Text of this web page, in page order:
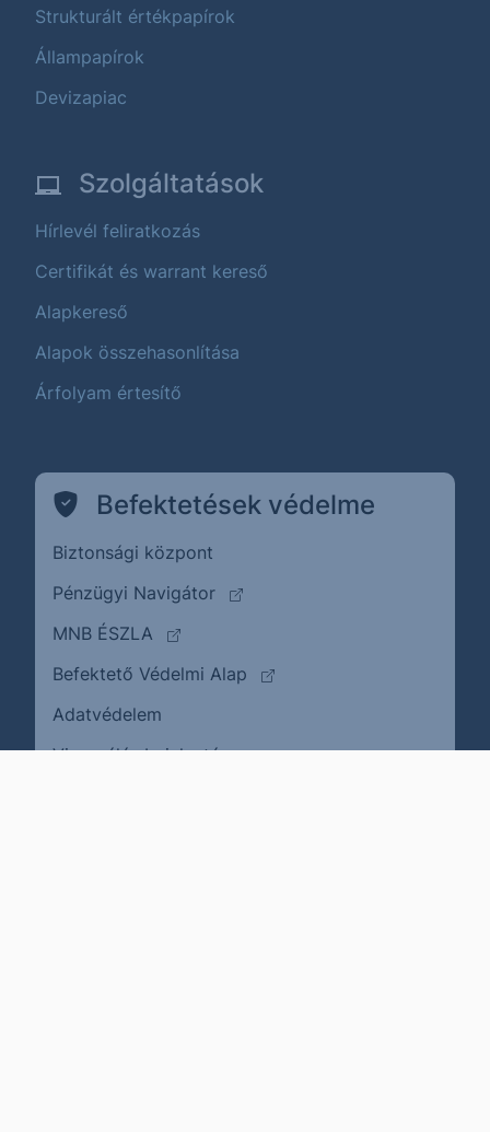
Strukturált értékpapírok
Állampapírok
Devizapiac
Szolgáltatások
Hírlevél feliratkozás
Certifikát és warrant kereső
Alapkereső
Alapok összehasonlítása
Árfolyam értesítő
Befektetések védelme
Biztonsági központ
Pénzügyi Navigátor
(külső oldalra ugrik)
MNB ÉSZLA
(külső oldalra ugrik)
Befektető Védelmi Alap
(külső oldalra ugrik)
Adatvédelem
Visszaélés bejelentése(külső oldalra ugrik)